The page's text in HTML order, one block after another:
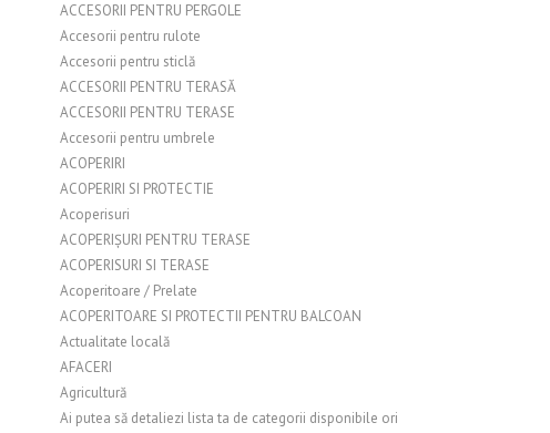
ACCESORII PENTRU PERGOLE
Accesorii pentru rulote
Accesorii pentru sticlă
ACCESORII PENTRU TERASĂ
ACCESORII PENTRU TERASE
Accesorii pentru umbrele
ACOPERIRI
ACOPERIRI SI PROTECTIE
Acoperisuri
ACOPERIȘURI PENTRU TERASE
ACOPERISURI SI TERASE
Acoperitoare / Prelate
ACOPERITOARE SI PROTECTII PENTRU BALCOAN
Actualitate locală
AFACERI
Agricultură
Ai putea să detaliezi lista ta de categorii disponibile ori